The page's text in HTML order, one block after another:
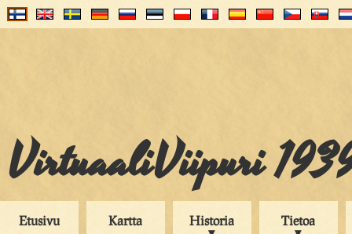
VirtuaaliViipuri
Etusivu Kartta Historia Tietoa